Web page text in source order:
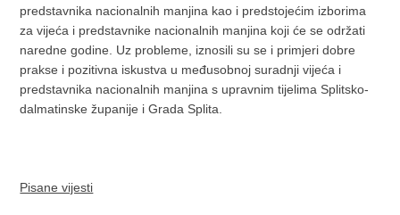
predstavnika nacionalnih manjina kao i predstojećim izborima
za vijeća i predstavnike nacionalnih manjina koji će se održati
naredne godine. Uz probleme, iznosili su se i primjeri dobre
prakse i pozitivna iskustva u međusobnoj suradnji vijeća i
predstavnika nacionalnih manjina s upravnim tijelima Splitsko-
dalmatinske županije i Grada Splita.
Pisane vijesti